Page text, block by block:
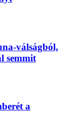
válságból,
semmit
a